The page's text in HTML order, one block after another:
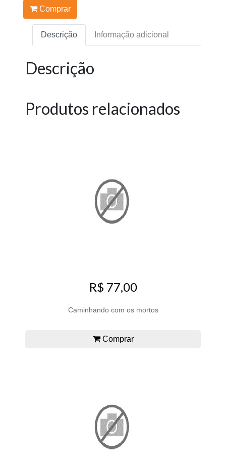
Comprar
Descrição Informação adicional
Descrição
Produtos relacionados
R$ 77,00
Caminhando com os mortos
Comprar